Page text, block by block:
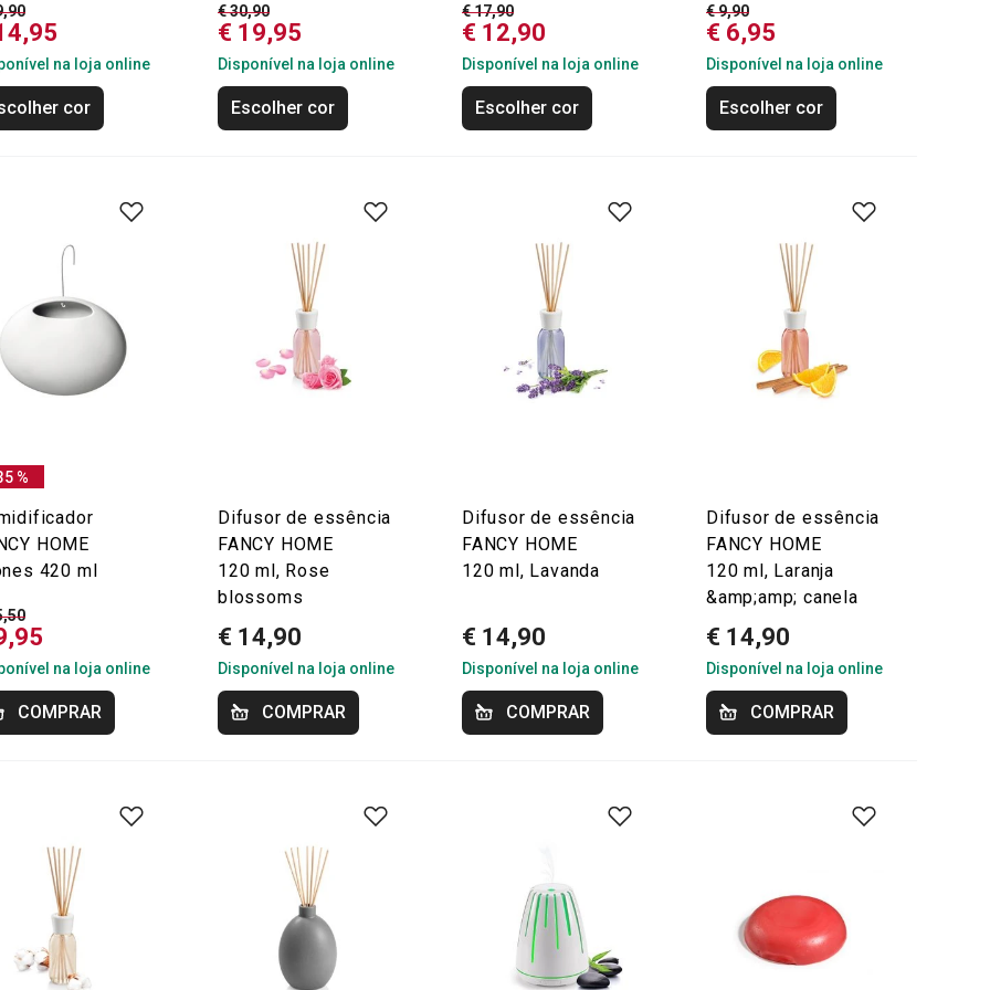
na loja online
cor
€ 30,90
€ 19,95
Disponível na loja online
Escolher cor
€ 17,90
€ 12,90
Disponível na loja online
Escolher cor
€ 9,90
€ 6,95
Disponível na loja online
Escolher cor
%
HOME
420 ml
na loja online
COMPRAR
Difusor de essência
FANCY HOME
120 ml, Rose
blossoms
€ 14,90
Disponível na loja online
COMPRAR
Difusor de essência
FANCY HOME
120 ml, Lavanda
€ 14,90
Disponível na loja online
COMPRAR
Difusor de essência
FANCY HOME
120 ml, Laranja
&amp;amp; canela
€ 14,90
Disponível na loja online
COMPRAR